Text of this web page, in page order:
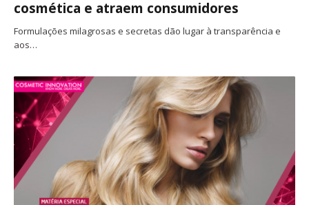
cosmética e atraem consumidores
Formulações milagrosas e secretas dão lugar à transparência e
aos…